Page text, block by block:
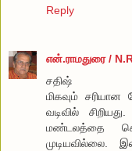
Reply
என்.ராமதுரை /
சதிஷ்
மிகவும் சரியான
வடிவில்
மண்டலத்தை
முடியவில்லை.